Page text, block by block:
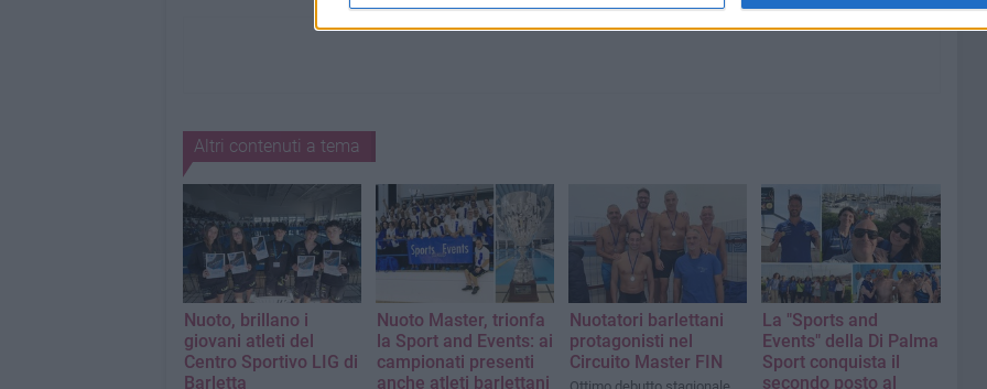
Altri contenuti a tema
Nuoto, brillano i
giovani atleti del
Centro Sportivo LIG di
Barletta
Nuoto Master, trionfa
la Sport and Events: ai
campionati presenti
anche atleti barlettani
Nuotatori barlettani
protagonisti nel
Circuito Master FIN
La "Sports and
Events" della Di Palma
Sport conquista il
secondo posto al